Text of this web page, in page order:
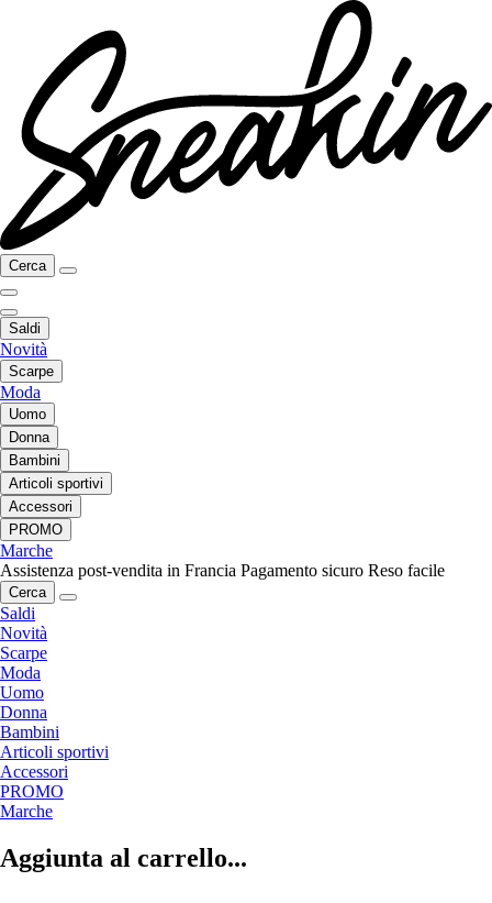
Cerca
Saldi
Novità
Scarpe
Moda
Uomo
Donna
Bambini
Articoli sportivi
Accessori
PROMO
Marche
Assistenza post-vendita in Francia Pagamento sicuro Reso facile
Cerca
Saldi
Novità
Scarpe
Moda
Uomo
Donna
Bambini
Articoli sportivi
Accessori
PROMO
Marche
Aggiunta al carrello...